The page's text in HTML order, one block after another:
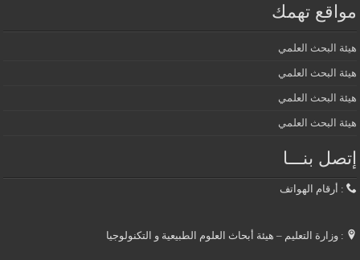
مواقع تهمك
هيئة البحث العلمي
هيئة البحث العلمي
هيئة البحث العلمي
هيئة البحث العلمي
إتصل بنـــا
: أرقام الهواتف
: وزارة التعليم – هيئة أبحاث العلوم الطبيعية و التكنولوجيا